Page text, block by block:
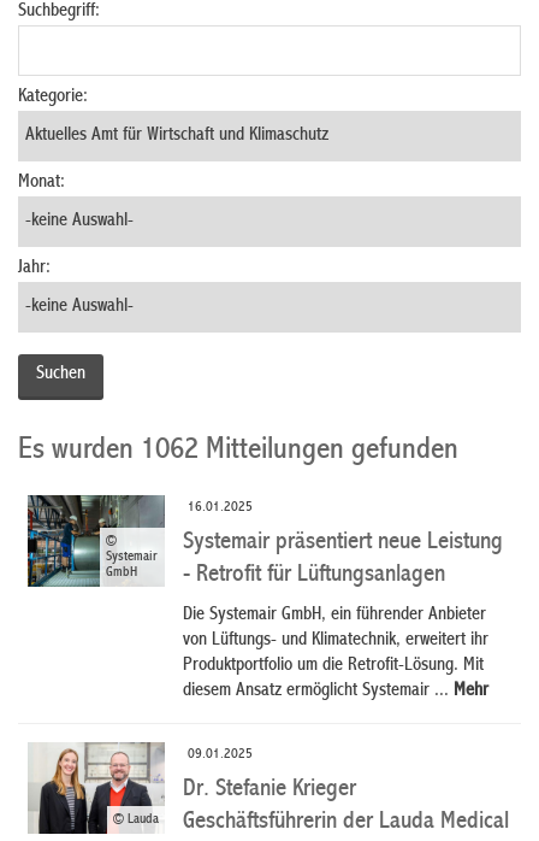
Suchbegriff:
Kategorie:
Monat:
Jahr:
Es wurden 1062 Mitteilungen gefunden
©
Systemair
GmbH
16.01.2025
Systemair präsentiert neue Leistung
- Retrofit für Lüftungsanlagen
Die Systemair GmbH, ein führender Anbieter
von Lüftungs- und Klimatechnik, erweitert ihr
Produktportfolio um die Retrofit-Lösung. Mit
diesem Ansatz ermöglicht Systemair ... Mehr
© Lauda
09.01.2025
Dr. Stefanie Krieger
Geschäftsführerin der Lauda Medical